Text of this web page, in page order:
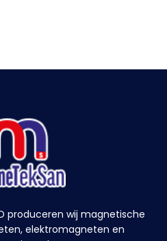
produceren wij magnetische
elektromagneten en